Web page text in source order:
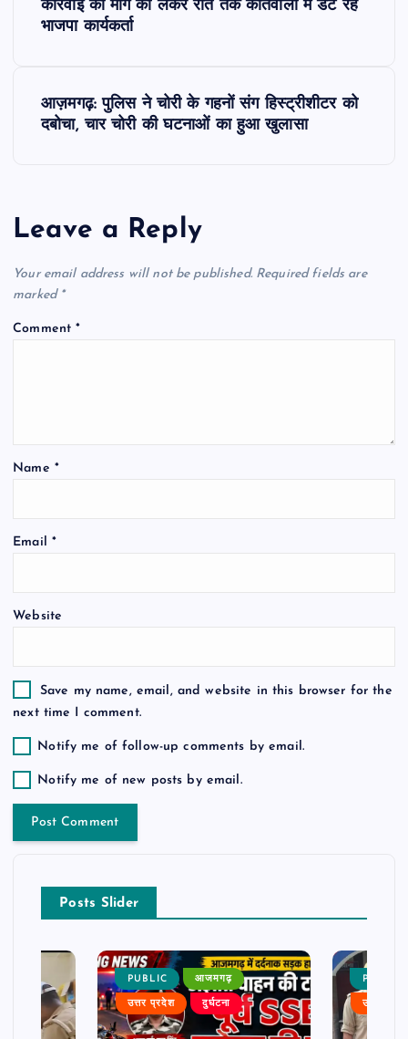
v
i
g
i
n
कार्रवाई की मांग को लेकर रात तक कोतवाली में डटे रहे
भाजपा कार्यकर्ता
आज़मगढ़: पुलिस ने चोरी के गहनों संग हिस्ट्रीशीटर को
दबोचा, चार चोरी की घटनाओं का हुआ खुलासा
Leave a Reply
Your email address will not be published. Required fields are
marked *
Comment*
Name *
Email *
Website
Save my name, email, and website in this browser for the
next time I comment.
Notify me of follow-up comments by email.
Notify me of new posts by email.
Posts Slider
PUBLIC आजमगढ़
उत्तर प्रदेश दुर्घटना
PUBLIC
उत्तर